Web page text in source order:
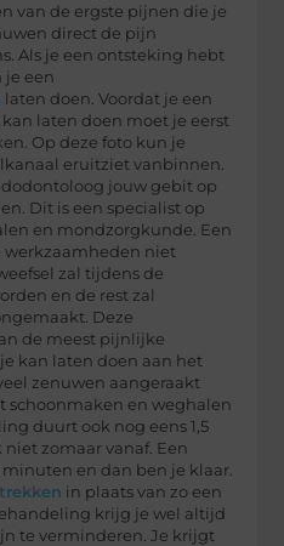
van de ergste pijnen die je
direct de pijn
Als je een ontsteking hebt
je een
laten doen. Voordat je een
laten doen moet je eerst
Op deze foto kun je
eruitziet vanbinnen.
jouw gebit op
Dit is een specialist op
en mondzorgkunde. Een
werkzaamheden niet
zal tijdens de
en de rest zal
Deze
de meest pijnlijke
kan laten doen aan het
zenuwen aangeraakt
schoonmaken en weghalen
duurt ook nog eens 1,5
zomaar vanaf. Een
en dan ben je klaar.
in plaats van zo een
krijg je wel altijd
te verminderen. Je krijgt